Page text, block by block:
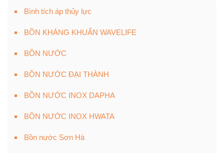
Bình tích áp thủy lực
BỒN KHÁNG KHUẨN WAVELIFE
BỒN NƯỚC
BỒN NƯỚC ĐẠI THÀNH
BỒN NƯỚC INOX DAPHA
BỒN NƯỚC INOX HWATA
Bồn nước Sơn Hà